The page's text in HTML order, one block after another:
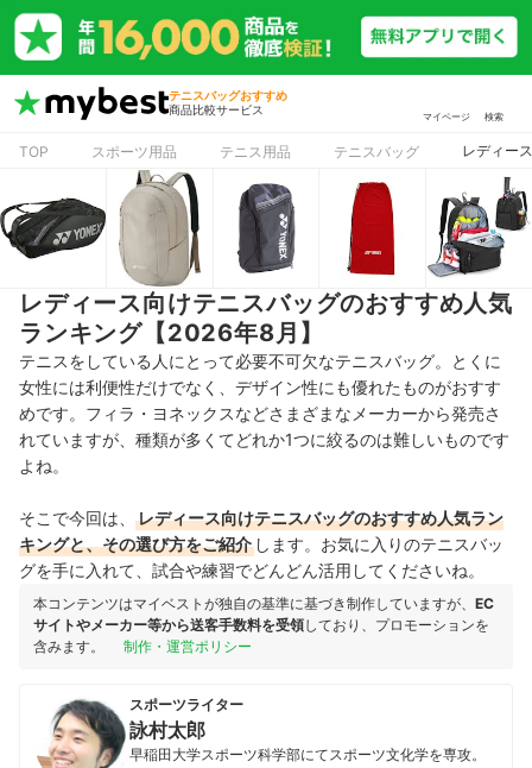
テニスバッグおすすめ
商品比較サービス
マイページ 検索
TOP スポーツ用品 テニス用品 テニスバッグ レディー
レディース向けテニスバッグのおすすめ人気
ランキング【2026年8月】
テニスをしている人にとって必要不可欠なテニスバッグ。とくに
女性には利便性だけでなく、デザイン性にも優れたものがおすす
めです。フィラ・ヨネックスなどさまざまなメーカーから発売さ
れていますが、種類が多くてどれか1つに絞るのは難しいものです
よね。
そこで今回は、
レディース向けテニスバッグのおすすめ人気ラン
キングと、その選び方をご紹介 します。お気に入りのテニスバッ
グを手に入れて、試合や練習でどんどん活用してくださいね。
本コンテンツはマイベストが独自の基準に基づき制作していますが、 EC
サイトやメーカー等から送客手数料を受領しており、プロモーションを
含みます。
制作・運営ポリシー
スポーツライター
詠村太郎
早稲田大学スポーツ科学部にてスポーツ文化学を専攻。